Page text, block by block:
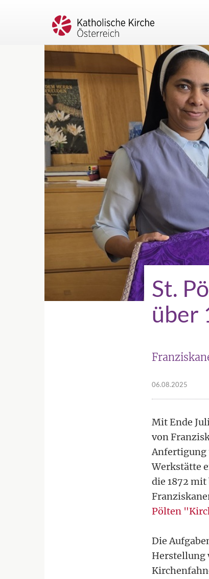
St.
über
06.08.2025
Mit Ende
von
Anfertigung
Werkstätte
die 1872
Pölten
Die
Herstellung